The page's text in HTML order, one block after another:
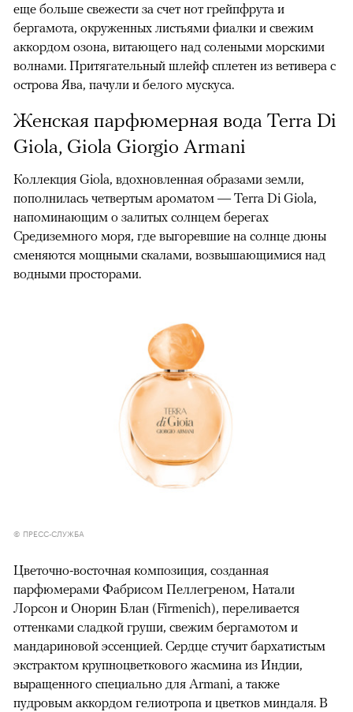
еще больше свежести за счет нот грейпфрута и
бергамота, окруженных листьями фиалки и свежим
аккордом озона, витающего над солеными морскими
волнами. Притягательный шлейф сплетен из ветивера с
острова Ява, пачули и белого мускуса.
Женская парфюмерная вода Terra Di
Giola, Giola Giorgio Armani
Коллекция Giola, вдохновленная образами земли,
пополнилась четвертым ароматом — Terra Di Giola,
напоминающим о залитых солнцем берегах
Средиземного моря, где выгоревшие на солнце дюны
сменяются мощными скалами, возвышающимися над
водными просторами.
© ПРЕСС-СЛУЖБА
Цветочно-восточная композиция, созданная
парфюмерами Фабрисом Пеллегреном, Натали
Лорсон и Онорин Блан (Firmenich), переливается
оттенками сладкой груши, свежим бергамотом и
мандариновой эссенцией. Сердце стучит бархатистым
экстрактом крупноцветкового жасмина из Индии,
выращенного специально для Armani, а также
пудровым аккордом гелиотропа и цветков миндаля. В